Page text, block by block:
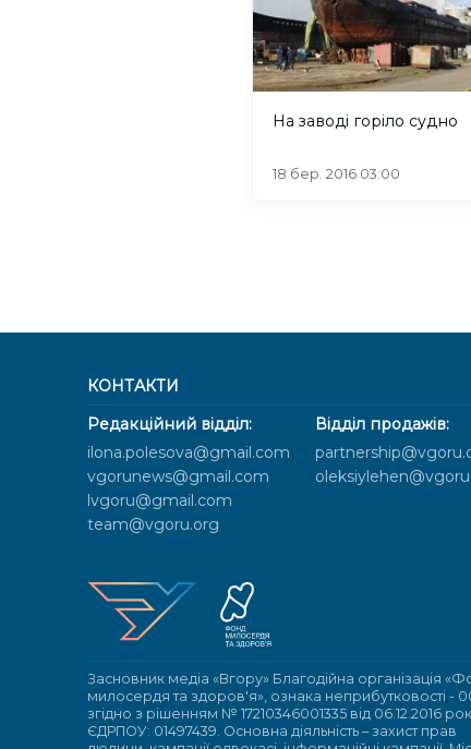
На заводі горіло судно
18 бер. 2016 03:00
КОНТАКТИ
Редакційний відділ:
ilona.polesova@gmail.com
vgorunews@gmail.com
lvgoru@gmail.com
team@vgoru.org
Відділ продажів:
Засновник медіа «Вгору» Благодійна організація
милосердя та здоров'я», ознака неприбутковості -
згідно з рішенням № 17210346001335 від 06.12.2016
ЄДРПОУ: 01497439. Основна діяльність – захист прав